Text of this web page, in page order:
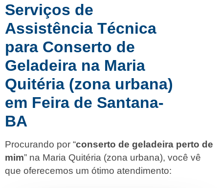
Serviços de
Assistência Técnica
para Conserto de
Geladeira na Maria
Quitéria (zona urbana)
em Feira de Santana-
BA
Procurando por “conserto de geladeira perto de
mim” na Maria Quitéria (zona urbana), você vê
que oferecemos um ótimo atendimento: